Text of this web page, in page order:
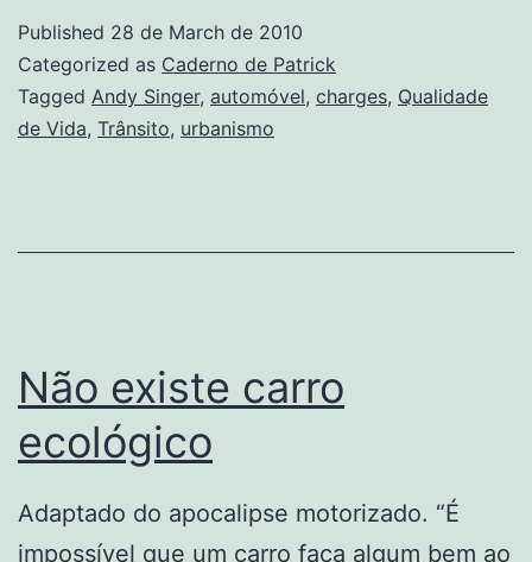
Published 28 de March de 2010
Categorized as Caderno de Patrick
Tagged Andy Singer, automóvel, charges, Qualidade
de Vida, Trânsito, urbanismo
Não existe carro
ecológico
Adaptado do apocalipse motorizado. “É
impossível que um carro faça algum bem ao